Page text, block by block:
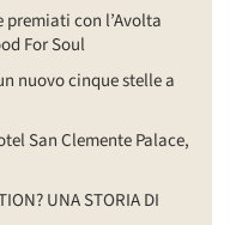
premiati con l’Avolta
For Soul
nuovo cinque stelle a
San Clemente Palace,
UNA STORIA DI